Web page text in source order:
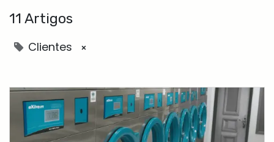
11 Artigos
Clientes ×